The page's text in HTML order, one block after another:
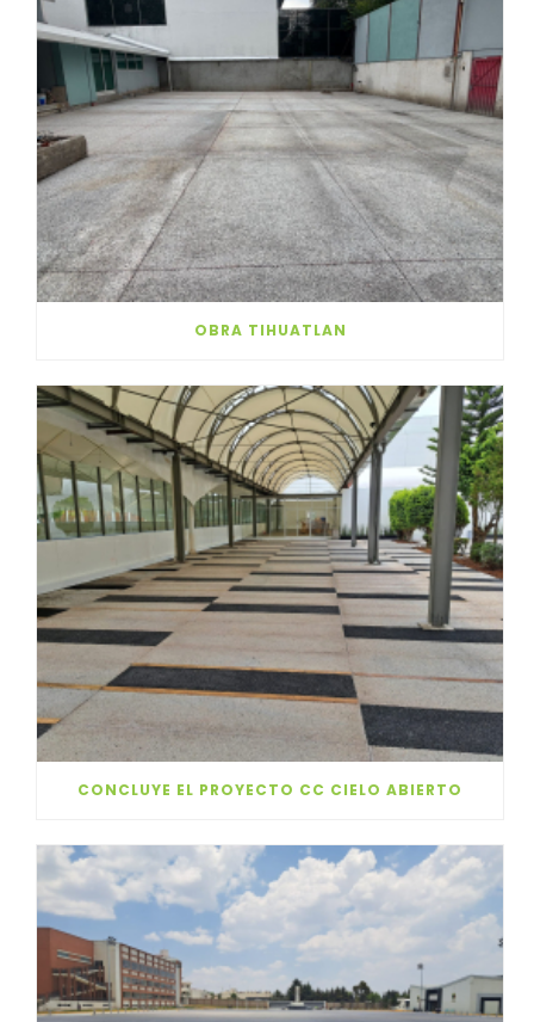
OBRA TIHUATLAN
CONCLUYE EL PROYECTO CC CIELO ABIERTO